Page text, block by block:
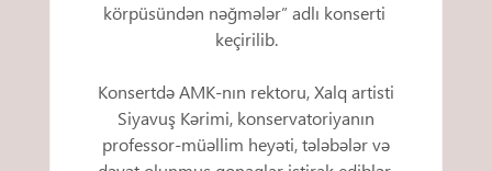
körpüsündən nəğmələr” adlı konserti
keçirilib.
Konsertdə AMK-nın rektoru, Xalq artisti
Siyavuş Kərimi, konservatoriyanın
professor-müəllim heyəti, tələbələr və